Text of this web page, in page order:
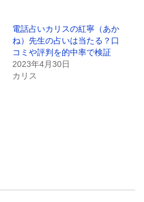
電話占いカリスの紅寧（あか
ね）先生の占いは当たる？口
コミや評判を的中率で検証
2023年4月30日
カリス